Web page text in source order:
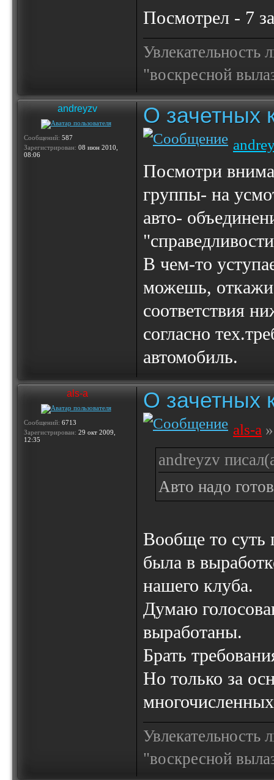
Посмотрел - 7
Увлекательность
"воскресной
andreyzv
Сообщений: 587
Зарегистрирован: 08 июн 2010,
08:06
О зачетных
Посмотри
группы- на
авто-
В чем-то
можешь,
соответствия
согласно
автомобиль.
als-a
Сообщений: 6713
Зарегистрирован: 29 окт 2009,
12:35
О зачетных
als-a
andreyzv
Авто надо
Вообще то суть
была в
нашего клуба.
Думаю
выработаны.
Брать
Но только за
Увлекательность
"воскресной